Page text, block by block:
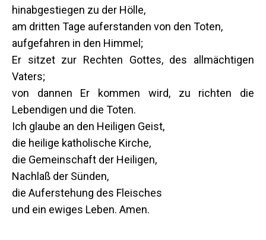
hinabgestiegen zu der Hölle,
am dritten Tage auferstanden von den Toten,
aufgefahren in den Himmel;
Er sitzet zur Rechten Gottes, des allmächtigen
Vaters;
von dannen Er kommen wird, zu richten die
Lebendigen und die Toten.
Ich glaube an den Heiligen Geist,
die heilige katholische Kirche,
die Gemeinschaft der Heiligen,
Nachlaß der Sünden,
die Auferstehung des Fleisches
und ein ewiges Leben. Amen.